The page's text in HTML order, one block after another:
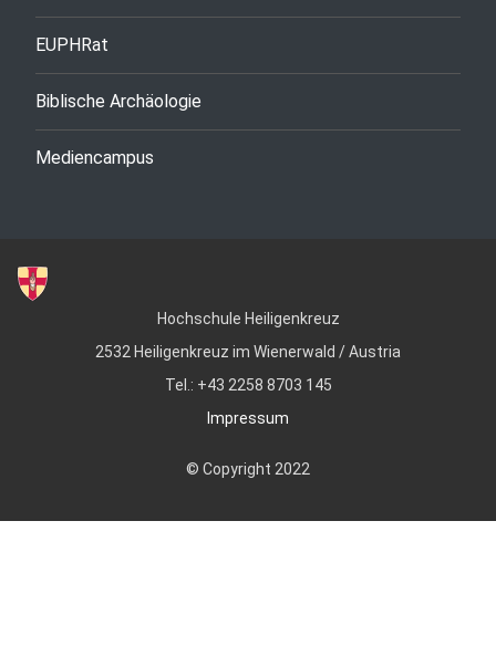
EUPHRat
Biblische Archäologie
Mediencampus
Hochschule Heiligenkreuz
2532 Heiligenkreuz im Wienerwald / Austria
Tel.: +43 2258 8703 145
Impressum
© Copyright 2022